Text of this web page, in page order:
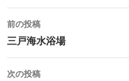
投
稿
前の投稿
三戸海水浴場
次の投稿